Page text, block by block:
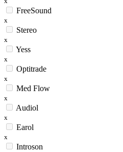
FreeSound
x
Stereo
x
Yess
x
Optitrade
x
Med Flow
x
Audiol
x
Earol
x
Introson